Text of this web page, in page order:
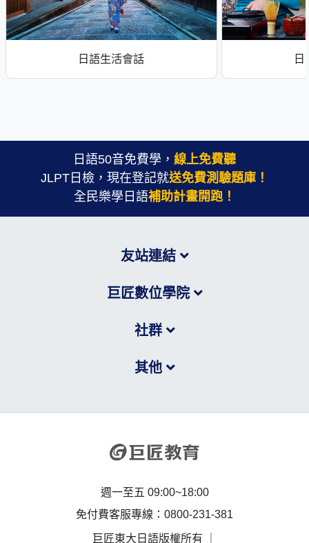
日語生活會話
日語50音免費學， 線上免費聽
JLPT日檢，現在登記就送免費測驗題庫！
全民樂學日語補助計畫開跑！
友站連結
巨匠數位學院
社群
其他
週一至五 09:00~18:00
免付費客服專線：0800-231-381
巨匠東大日語版權所有 ｜